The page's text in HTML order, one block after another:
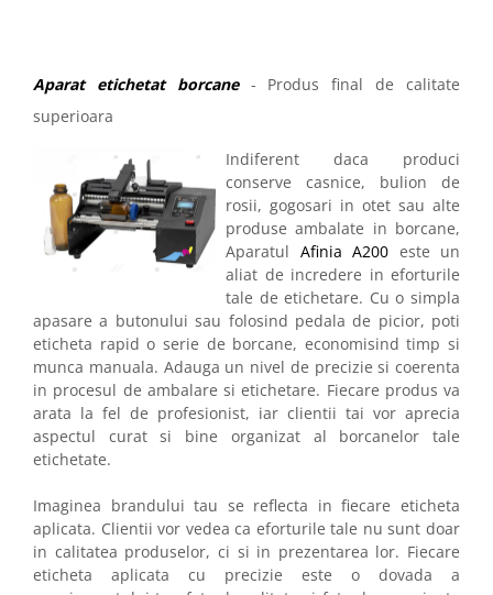
Aparat etichetat borcane-
Produs final de calitate
superioara
Indiferent daca produci
conserve casnice, bulion de
rosii, gogosari in otet sau alte
produse ambalate in borcane,
Aparatul Afinia A200 este un
aliat de incredere in eforturile
tale de etichetare. Cu o simpla
apasare a butonului sau folosind pedala de picior, poti
eticheta rapid o serie de borcane, economisind timp si
munca manuala. Adauga un nivel de precizie si coerenta
in procesul de ambalare si etichetare. Fiecare produs va
arata la fel de profesionist, iar clientii tai vor aprecia
aspectul curat si bine organizat al borcanelor tale
etichetate.
Imaginea brandului tau se reflecta in fiecare eticheta
aplicata. Clientii vor vedea ca eforturile tale nu sunt doar
in calitatea produselor, ci si in prezentarea lor. Fiecare
eticheta aplicata cu precizie este o dovada a